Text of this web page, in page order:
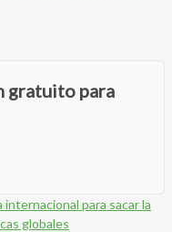
gratuito para
internacional para sacar la
globales